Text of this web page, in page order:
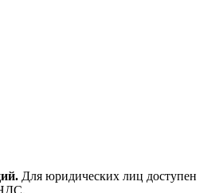
Для юридических лиц доступен